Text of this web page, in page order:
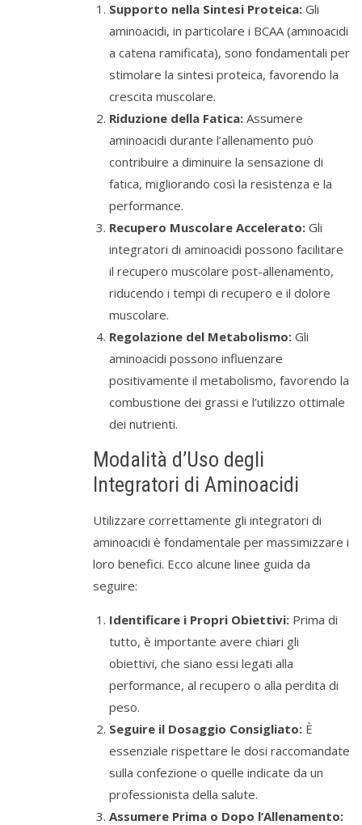
Supporto nella Sintesi Proteica: Gli
aminoacidi, in particolare i BCAA (aminoacidi
a catena ramificata), sono fondamentali per
stimolare la sintesi proteica, favorendo la
crescita muscolare.
Riduzione della Fatica: Assumere
aminoacidi durante l’allenamento può
contribuire a diminuire la sensazione di
fatica, migliorando così la resistenza e la
performance.
Recupero Muscolare Accelerato: Gli
integratori di aminoacidi possono facilitare
il recupero muscolare post-allenamento,
riducendo i tempi di recupero e il dolore
muscolare.
Regolazione del Metabolismo: Gli
aminoacidi possono influenzare
positivamente il metabolismo, favorendo la
combustione dei grassi e l’utilizzo ottimale
dei nutrienti.
Modalità d’Uso degli
Integratori di Aminoacidi
Utilizzare correttamente gli integratori di
aminoacidi è fondamentale per massimizzare i
loro benefici. Ecco alcune linee guida da
seguire:
Identificare i Propri Obiettivi: Prima di
tutto, è importante avere chiari gli
obiettivi, che siano essi legati alla
performance, al recupero o alla perdita di
peso.
Seguire il Dosaggio Consigliato: È
essenziale rispettare le dosi raccomandate
sulla confezione o quelle indicate da un
professionista della salute.
Assumere Prima o Dopo l’Allenamento: